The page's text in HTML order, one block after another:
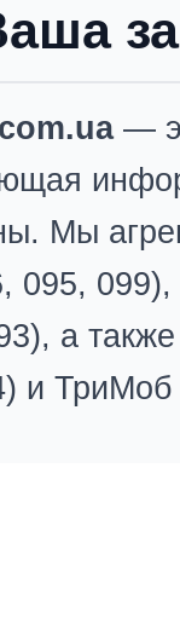
—
Мы
095, 099),
а
и ТриМоб